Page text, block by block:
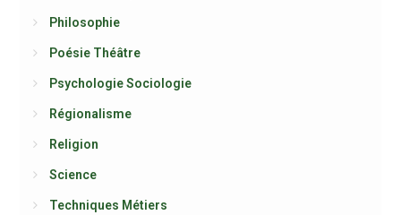
Philosophie
Poésie Théâtre
Psychologie Sociologie
Régionalisme
Religion
Science
Techniques Métiers